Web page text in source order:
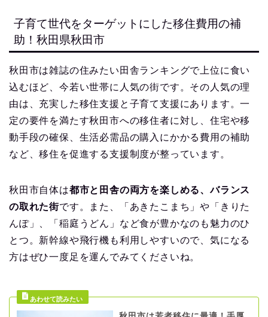
子育て世代をターゲットにした移住費用の補
助！秋田県秋田市
秋田市は雑誌の住みたい田舎ランキングで上位に食い
込むほど、今若い世帯に人気の街です。その人気の理
由は、充実した移住支援と子育て支援にあります。一
定の要件を満たす秋田市への移住者に対し、住宅や移
動手段の確保、生活必需品の購入にかかる費用の補助
など、移住を促進する支援制度が整っています。
秋田市自体は都市と田舎の両方を楽しめる、バランス
の取れた街です。また、「あきたこまち」や「きりた
んぽ」、「稲庭うどん」など食が豊かなのも魅力のひ
とつ。新幹線や飛行機も利用しやすいので、気になる
方はぜひ一度足を運んでみてくださいね。